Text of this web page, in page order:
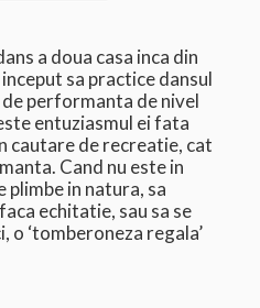
a doua casa inca din
sa practice dansul
performanta de nivel
entuziasmul ei fata
cautare de recreatie, cat
Cand nu este in
plimbe in natura, sa
echitatie, sau sa se
o ‘tomberoneza regala’